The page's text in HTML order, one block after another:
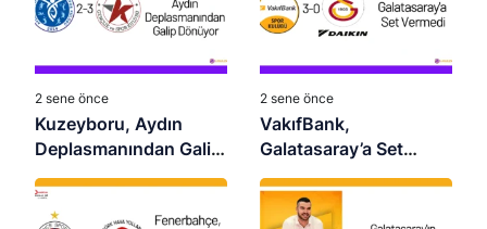
2 sene önce
Kuzeyboru, Aydın
Deplasmanından Galip
Dönüyor
2 sene önce
VakıfBank,
Galatasaray’a Set
Vermedi